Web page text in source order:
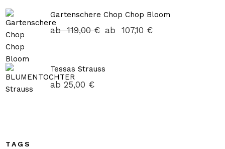
Gartenschere Chop Chop Bloom
ab119,00€ ab107,10 €
Tessas Strauss
ab25,00 €
TAGS